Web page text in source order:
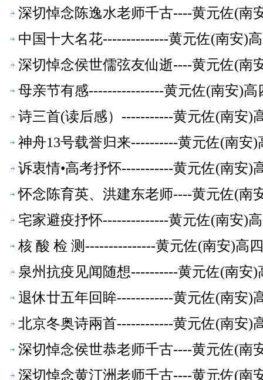
深切悼念陈逸水老师千古----黄元佐(南
中国十大名花--------------黄元佐(南安)
深切悼念侯世儒弦友仙逝----黄元佐(南
母亲节有感----------------黄元佐(南安)
诗三首(读后感）-----------黄元佐(南安)
神舟13号载誉归来----------黄元佐(南安
诉衷情•高考抒怀-----------黄元佐(南安)
怀念陈育英、洪建东老师----黄元佐(南
宅家避疫抒怀--------------黄元佐(南安)
核 酸 检 测---------------黄元佐(南安)高
泉州抗疫见闻随想----------黄元佐(南安
退休廿五年回眸------------黄元佐(南安)
北京冬奥诗兩首------------黄元佐(南安)
深切悼念侯世恭老师千古----黄元佐(南
深切悼念黄汀洲老师千古----黄元佐(南